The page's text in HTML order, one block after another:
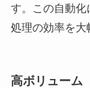
す。この自動化
処理の効率を大
高ボリューム